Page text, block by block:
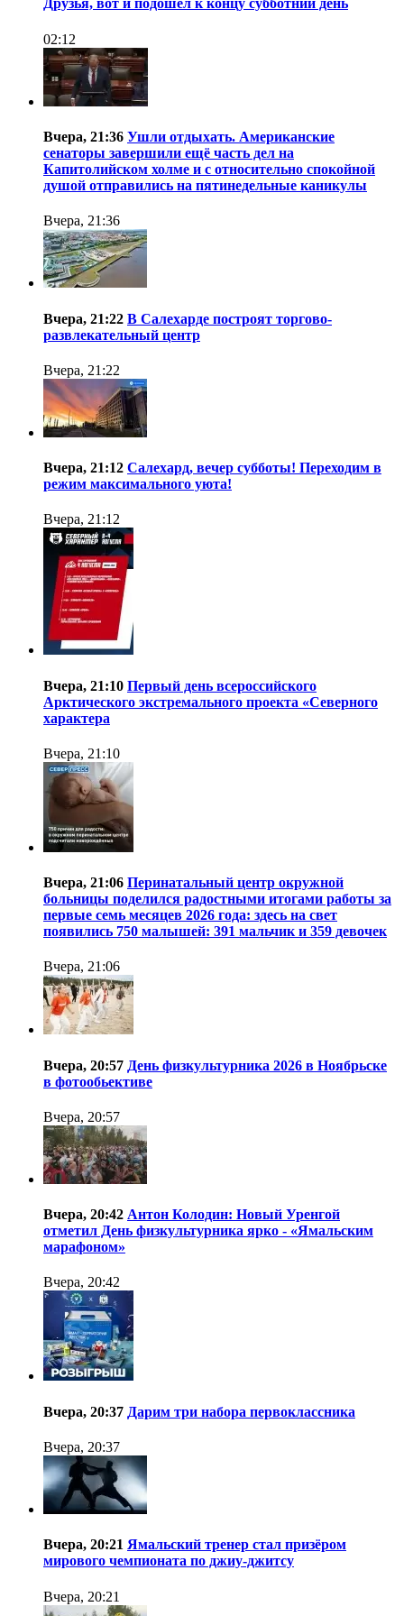
Друзья, вот и подошёл к концу субботний день
02:12
Вчера, 21:36 Ушли отдыхать. Американские
сенаторы завершили ещё часть дел на
Капитолийском холме и с относительно спокойной
душой отправились на пятинедельные каникулы
Вчера, 21:36
Вчера, 21:22 В Салехарде построят торгово-
развлекательный центр
Вчера, 21:22
Вчера, 21:12 Салехард, вечер субботы! Переходим в
режим максимального уюта!
Вчера, 21:12
Вчера, 21:10 Первый день всероссийского
Арктического экстремального проекта «Северного
характера
Вчера, 21:10
Вчера, 21:06 Перинатальный центр окружной
больницы поделился радостными итогами работы за
первые семь месяцев 2026 года: здесь на свет
появились 750 малышей: 391 мальчик и 359 девочек
Вчера, 21:06
Вчера, 20:57 День физкультурника 2026 в Ноябрьске
в фотообьективе
Вчера, 20:57
Вчера, 20:42 Антон Колодин: Новый Уренгой
отметил День физкультурника ярко - «Ямальским
марафоном»
Вчера, 20:42
Вчера, 20:37 Дарим три набора первоклассника
Вчера, 20:37
Вчера, 20:21 Ямальский тренер стал призёром
мирового чемпионата по джиу-джитсу
Вчера, 20:21